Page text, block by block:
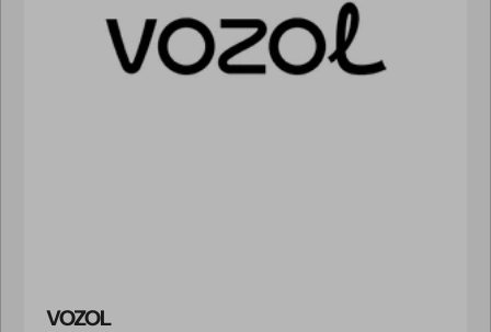
VOZOL